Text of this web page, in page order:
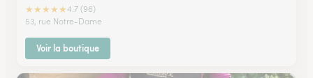
★★★★★4.7 (96)
53, rue Notre-Dame
Voir la boutique